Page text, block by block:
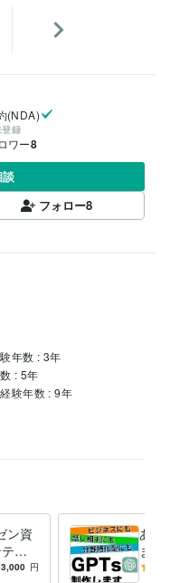
(NDA)
登録
ワー8
フォロー8
年数 : 3年
: 5年
経験年数 : 9年
ン資
ー
リテ
3,000 円
あな
ま
ム